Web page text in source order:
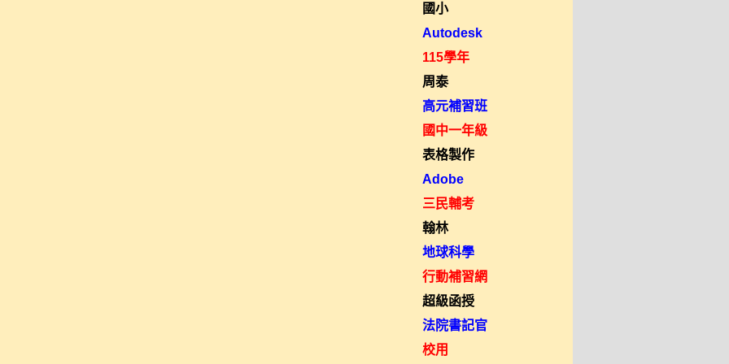
國小
Autodesk
115學年
周泰
高元補習班
國中一年級
表格製作
Adobe
三民輔考
翰林
地球科學
行動補習網
超級函授
法院書記官
校用